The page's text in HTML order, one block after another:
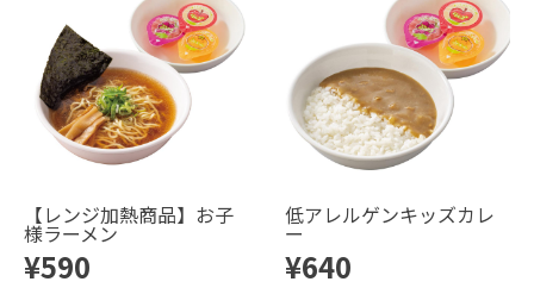
【レンジ加熱商品】お子
様ラーメン
¥590
低アレルゲンキッズカレ
ー
¥640